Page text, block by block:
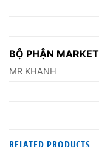
BỘ PHẬN
MR KHANH